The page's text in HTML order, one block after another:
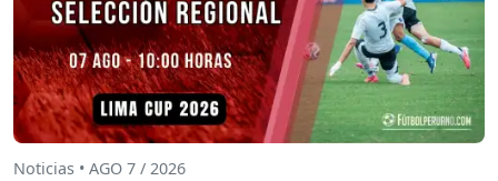
Noticias • AGO 7 / 2026